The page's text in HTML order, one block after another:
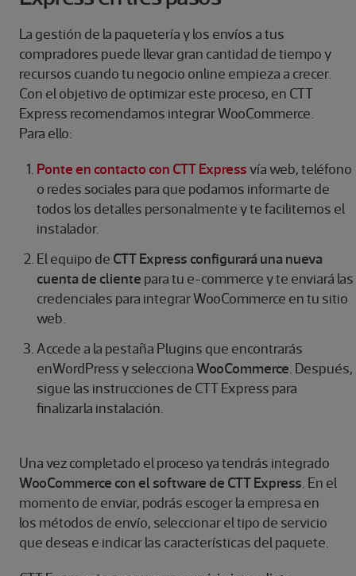
La gestión de la paquetería y los envíos a tus
compradores puede llevar gran cantidad de tiempo y
recursos cuando tu negocio online empieza a crecer.
Con el objetivo de optimizar este proceso, en CTT
Express recomendamos integrar WooCommerce.
Para ello:
Ponte en contacto con CTT Expressvía web, teléfono
o redes sociales para que podamos informarte de
todos los detalles personalmente y te facilitemos el
instalador.
El equipo de CTT Express configurará una nueva
cuenta de cliente para tu e-commerce y te enviará las
credenciales para integrar WooCommerce en tu sitio
web.
Accede a la pestaña Plugins que encontrarás
enWordPress y seleccionaWooCommerce . Después,
sigue las instrucciones de CTT Express para
finalizarla instalación.
Una vez completado el proceso ya tendrás integrado
WooCommerce con el software de CTT Express. En el
momento de enviar, podrás escoger la empresa en
los métodos de envío, seleccionar el tipo de servicio
que deseas e indicar las características del paquete.